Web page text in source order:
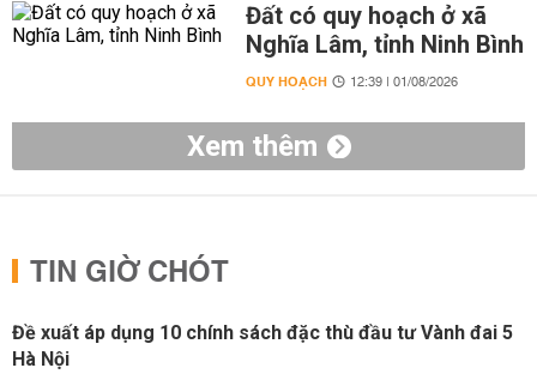
Đất có quy hoạch ở xã
Nghĩa Lâm, tỉnh Ninh Bình
QUY HOẠCH 12:39 | 01/08/2026
Xem thêm
TIN GIỜ CHÓT
Đề xuất áp dụng 10 chính sách đặc thù đầu tư Vành đai 5
Hà Nội